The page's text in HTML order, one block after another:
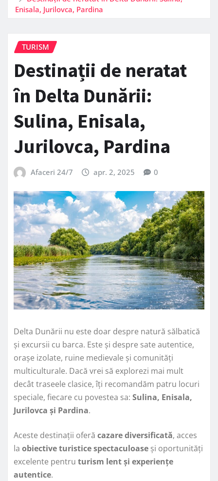
Enisala, Jurilovca, Pardina
TURISM
Destinații de neratat
în Delta Dunării:
Sulina, Enisala,
Jurilovca, Pardina
Afaceri 24/7 apr. 2, 2025 0
Delta Dunării nu este doar despre natură sălbatică
și excursii cu barca. Este și despre sate autentice,
orașe izolate, ruine medievale și comunități
multiculturale. Dacă vrei să explorezi mai mult
decât traseele clasice, îți recomandăm patru locuri
speciale, fiecare cu povestea sa: Sulina, Enisala,
Jurilovca și Pardina.
Aceste destinații oferă cazare diversificată, acces
la obiective turistice spectaculoase și oportunități
excelente pentru turism lent și experiențe
autentice.